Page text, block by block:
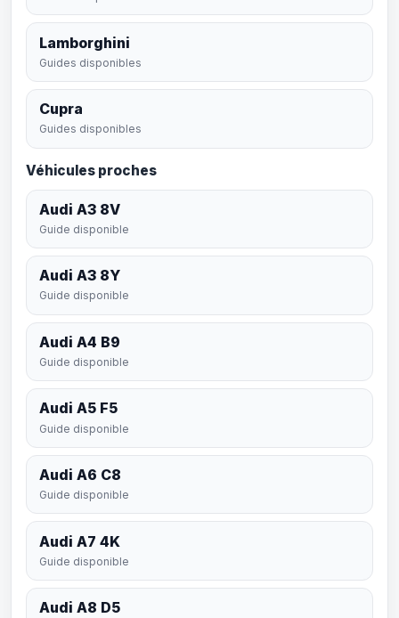
Lamborghini
Guides disponibles
Cupra
Guides disponibles
Véhicules proches
Audi A3 8V
Guide disponible
Audi A3 8Y
Guide disponible
Audi A4 B9
Guide disponible
Audi A5 F5
Guide disponible
Audi A6 C8
Guide disponible
Audi A7 4K
Guide disponible
Audi A8 D5